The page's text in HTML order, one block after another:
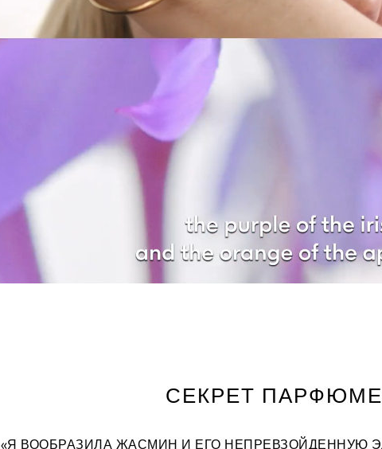
СЕКРЕТ
«Я ВООБРАЗИЛА ЖАСМИН И ЕГО НЕПРЕВЗОЙДЕННУЮ